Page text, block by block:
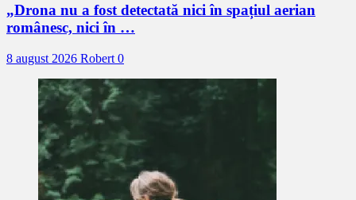
„Drona nu a fost detectată nici în spațiul aerian
românesc, nici în …
8 august 2026 Robert 0